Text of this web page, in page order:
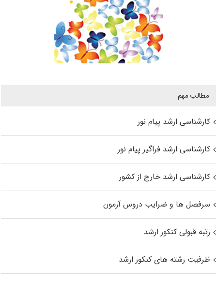
مطالب مهم
کارشناسی ارشد پیام نور
کارشناسی ارشد فراگیر پیام نور
کارشناسی ارشد خارج از کشور
سرفصل ها و ضرایب دروس آزمون
رتبه قبولی کنکور ارشد
ظرفیت رشته های کنکور ارشد